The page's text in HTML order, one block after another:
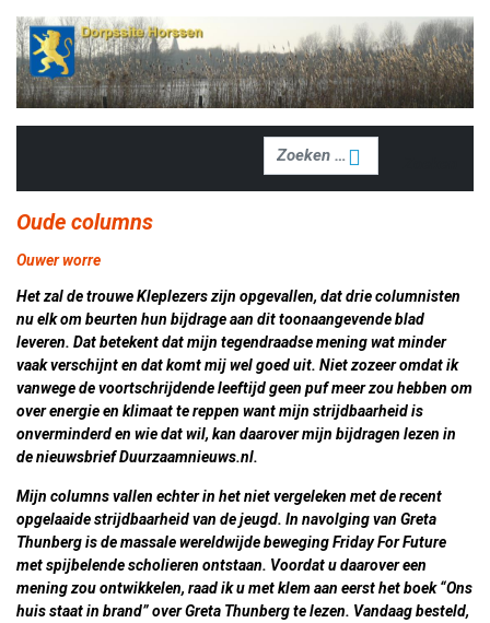
Zoeken
Oude columns
Ouwer worre
Het zal de trouwe Kleplezers zijn opgevallen, dat drie columnisten
nu elk om beurten hun bijdrage aan dit toonaangevende blad
leveren. Dat betekent dat mijn tegendraadse mening wat minder
vaak verschijnt en dat komt mij wel goed uit. Niet zozeer omdat ik
vanwege de voortschrijdende leeftijd geen puf meer zou hebben om
over energie en klimaat te reppen want mijn strijdbaarheid is
onverminderd en wie dat wil, kan daarover mijn bijdragen lezen in
de nieuwsbrief Duurzaamnieuws.nl.
Mijn columns vallen echter in het niet vergeleken met de recent
opgelaaide strijdbaarheid van de jeugd. In navolging van Greta
Thunberg is de massale wereldwijde beweging Friday For Future
met spijbelende scholieren ontstaan. Voordat u daarover een
mening zou ontwikkelen, raad ik u met klem aan eerst het boek “Ons
huis staat in brand” over Greta Thunberg te lezen. Vandaag besteld,